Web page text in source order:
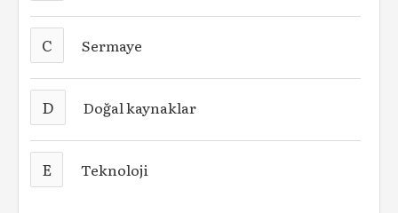
C Sermaye
D Doğal kaynaklar
E Teknoloji